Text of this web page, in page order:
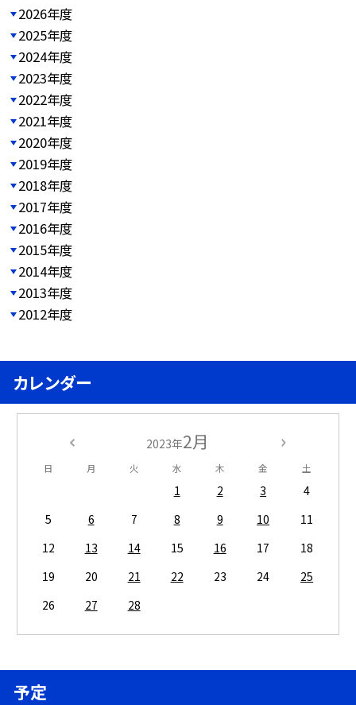
2026年度
2025年度
2024年度
2023年度
2022年度
2021年度
2020年度
2019年度
2018年度
2017年度
2016年度
2015年度
2014年度
2013年度
2012年度
カレンダー
2023年2月
日 月 火 水 木 金 土
1 2 3
4
5
6 7 8 9 10
11
12
13 14 15 16 17
18
19
20 21 22 23 24
25
26
27 28
予定